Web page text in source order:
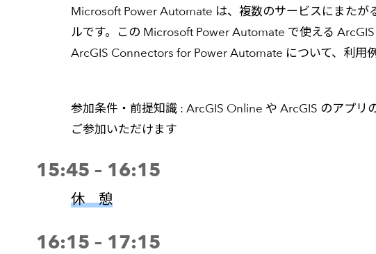
Microsoft Power Automate は、複数のサービスにまた
ルです。この Microsoft Power Automate で使える
ArcGIS Connectors for Power Automate について、利用
参加条件・前提知識 : ArcGIS Online や ArcGIS のアプ
ご参加いただけます
15:45 – 16:15
休 憩
16:15 – 17:15